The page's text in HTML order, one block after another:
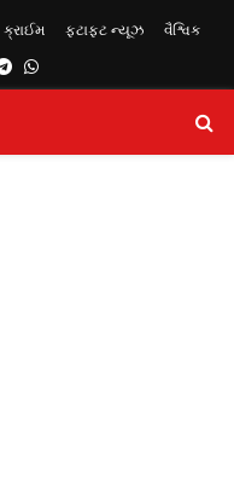
ક્રાઈમ ફટાફટ ન્યૂઝ વૈશ્વિક
Telegram
Whatsapp